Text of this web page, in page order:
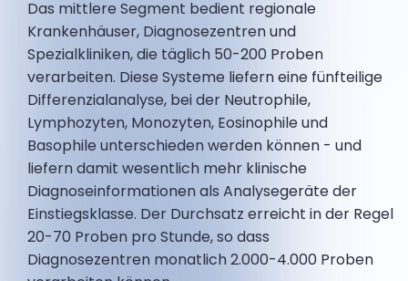
Das mittlere Segment bedient regionale
Krankenhäuser, Diagnosezentren und
Spezialkliniken, die täglich 50-200 Proben
verarbeiten. Diese Systeme liefern eine fünfteilige
Differenzialanalyse, bei der Neutrophile,
Lymphozyten, Monozyten, Eosinophile und
Basophile unterschieden werden können - und
liefern damit wesentlich mehr klinische
Diagnoseinformationen als Analysegeräte der
Einstiegsklasse. Der Durchsatz erreicht in der Regel
20-70 Proben pro Stunde, so dass
Diagnosezentren monatlich 2.000-4.000 Proben